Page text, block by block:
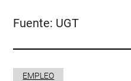
Fuente: UGT
EMPLEO